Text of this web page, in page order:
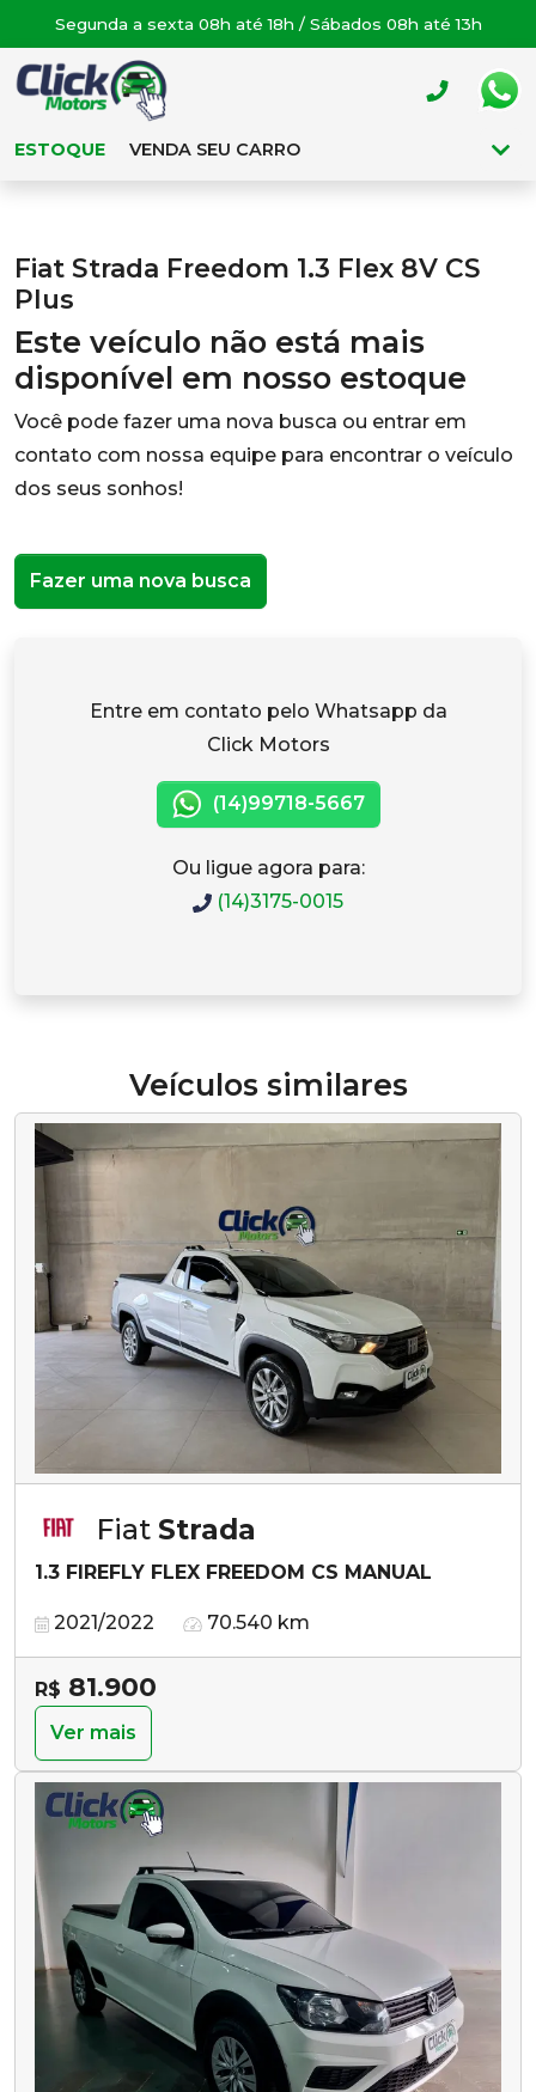
Segunda a sexta 08h até 18h / Sábados 08h até 13h
ESTOQUE VENDA SEU CARRO
Fiat Strada Freedom 1.3 Flex 8V CS
Plus
Este veículo não está mais
disponível em nosso estoque
Você pode fazer uma nova busca ou entrar em
contato com nossa equipe para encontrar o veículo
dos seus sonhos!
Fazer uma nova busca
Entre em contato pelo Whatsapp da
Click Motors
(14)99718-5667
Ou ligue agora para:
(14)3175-0015
Veículos similares
Fiat Strada
1.3 FIREFLY FLEX FREEDOM CS MANUAL
2021/2022 70.540 km
R$ 81.900
Ver mais